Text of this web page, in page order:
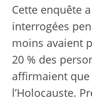
Cette enquête
interrogées
moins avaient
20 % des
affirmaient que
l’Holocauste.